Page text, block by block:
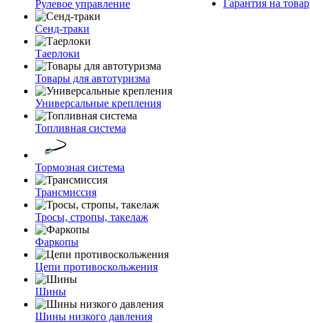
Рулевое управление
Сенд-траки
Таерлоки
Товары для автотуризма
Универсальные крепления
Топливная система
Тормозная система
Трансмиссия
Тросы, стропы, такелаж
Фаркопы
Цепи противоскольжения
Шины
Шины низкого давления
Гарантия на товар